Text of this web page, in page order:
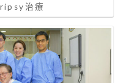
治療